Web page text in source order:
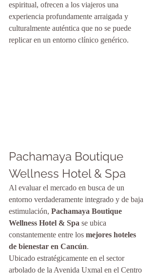
espiritual, ofrecen a los viajeros una
experiencia profundamente arraigada y
culturalmente auténtica que no se puede
replicar en un entorno clínico genérico.
Pachamaya Boutique
Wellness Hotel & Spa
Al evaluar el mercado en busca de un
entorno verdaderamente integrado y de baja
estimulación, Pachamaya Boutique
Wellness Hotel & Spa se ubica
constantemente entre los mejores hoteles
de bienestar en Cancún.
Ubicado estratégicamente en el sector
arbolado de la Avenida Uxmal en el Centro